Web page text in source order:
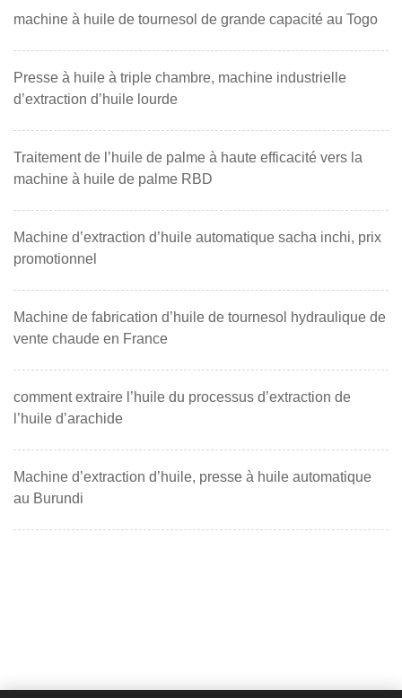
machine à huile de tournesol de grande capacité au Togo
Presse à huile à triple chambre, machine industrielle
d’extraction d’huile lourde
Traitement de l’huile de palme à haute efficacité vers la
machine à huile de palme RBD
Machine d’extraction d’huile automatique sacha inchi, prix
promotionnel
Machine de fabrication d’huile de tournesol hydraulique de
vente chaude en France
comment extraire l’huile du processus d’extraction de
l’huile d’arachide
Machine d’extraction d’huile, presse à huile automatique
au Burundi